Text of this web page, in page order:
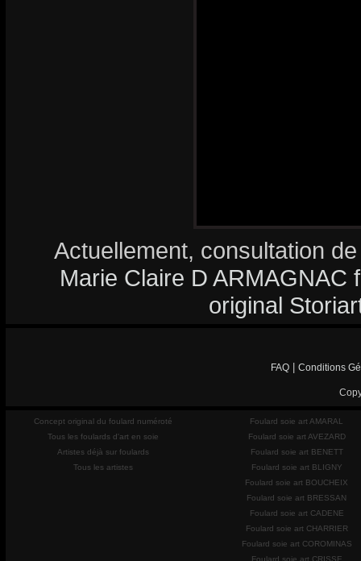
Actuellement, consultation
Marie Claire D
original
FAQ Conditions
Concept original du foulard numéroté
Tous les foulards d'art en soie
Artistes déjà sur foulards
Tous les artistes
Foulard soie art AMARAL
Foulard soie art AVEZARD
Foulard soie art BENETT
Foulard soie art BLIGNY
Foulard soie art BOUCHEIX
Foulard soie art BRESSAN
Foulard soie art CADENE
Foulard soie art CHARRIER
Foulard soie art COROMINAS
Foulard soie art CRISSE